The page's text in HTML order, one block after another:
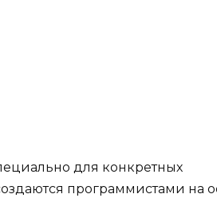
для конкретных
программистами на